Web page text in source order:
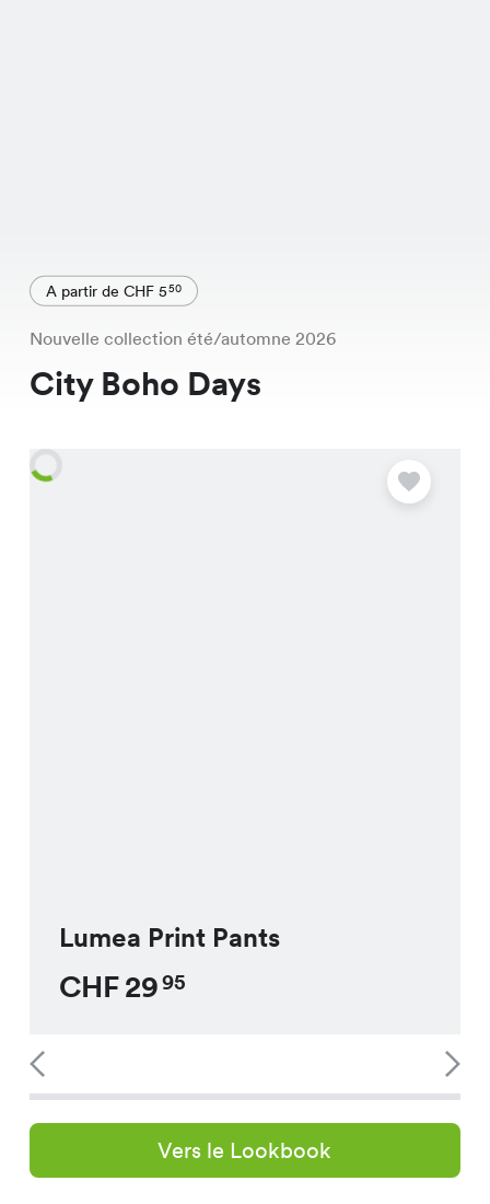
A partir de CHF 550
Nouvelle collection été/automne 2026
City Boho Days
Lumea Print Pants
CHF2995
Vers le Lookbook